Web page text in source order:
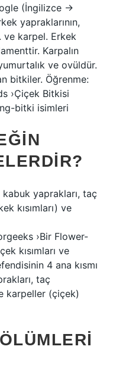
(İngilizce →
yapraklarının,
ve karpel. Erkek
Karpalın
ve ovüldür.
bitkiler. Öğrenme:
›Çiçek Bitkisi
bitki isimleri
kabuk yaprakları, taç
kısımları) ve
›Bir Flower-
kısımları ve
4 ana kısmı
taç
karpeller (çiçek)